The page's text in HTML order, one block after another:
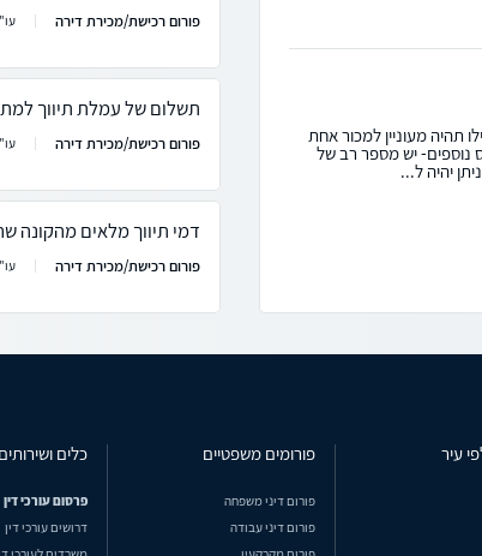
תהיה מעוניין למכור אחת
תשלומי מס נוספים- יש מספר רב של
יהיה ל...
פורום רכישת/מכירת דירה
תשלום של עמלת תיווך
פורום רכישת/מכירת דירה
דמי תיווך מלאים מהקונה
פורום רכישת/מכירת דירה
עיר פורומים משפטיים
פורום דיני משפחה
פורום דיני עבודה
כלים ושירותים
פרסום עורכי דין
דרושים עורכי דין